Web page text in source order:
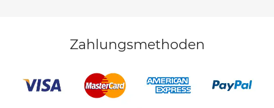
Zahlungsmethoden